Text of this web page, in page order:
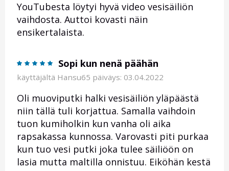
YouTubesta löytyi hyvä video vesisäiliön
vaihdosta. Auttoi kovasti näin
ensikertalaista.
Sopi kun nenä päähän
käyttäjältä Hansu65 päiväys: 03.04.2022
Oli muoviputki halki vesisäiliön yläpäästä
niin tällä tuli korjattua. Samalla vaihdoin
tuon kumiholkin kun vanha oli aika
rapsakassa kunnossa. Varovasti piti purkaa
kun tuo vesi putki joka tulee säiliöön on
lasia mutta maltilla onnistuu. Eiköhän kestä